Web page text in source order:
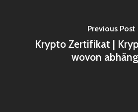
Previous Post
Krypto Zertifikat |
wovon